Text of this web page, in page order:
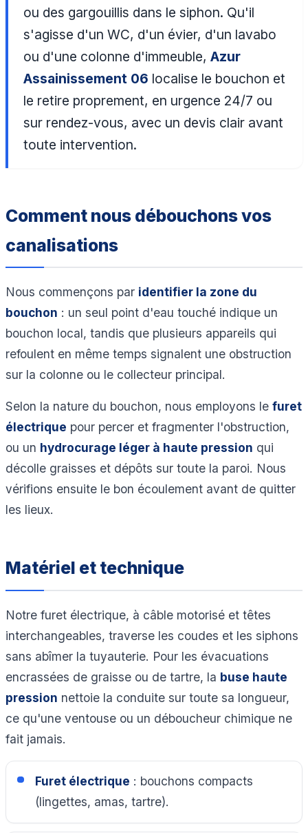
ou des gargouillis dans le siphon. Qu'il
s'agisse d'un WC, d'un évier, d'un lavabo
ou d'une colonne d'immeuble,Azur
Assainissement 06 localise le bouchon et
le retire proprement, en urgence 24/7 ou
sur rendez-vous, avec un devis clair avant
toute intervention.
Comment nous débouchons vos
canalisations
Nous commençons par identifier la zone du
bouchon : un seul point d'eau touché indique un
bouchon local, tandis que plusieurs appareils qui
refoulent en même temps signalent une obstruction
sur la colonne ou le collecteur principal.
Selon la nature du bouchon, nous employons le furet
électrique pour percer et fragmenter l'obstruction,
ou un hydrocurage léger à haute pression qui
décolle graisses et dépôts sur toute la paroi. Nous
vérifions ensuite le bon écoulement avant de quitter
les lieux.
Matériel et technique
Notre furet électrique, à câble motorisé et têtes
interchangeables, traverse les coudes et les siphons
sans abîmer la tuyauterie. Pour les évacuations
encrassées de graisse ou de tartre, la buse haute
pression nettoie la conduite sur toute sa longueur,
ce qu'une ventouse ou un déboucheur chimique ne
fait jamais.
Furet électrique : bouchons compacts
(lingettes, amas, tartre).